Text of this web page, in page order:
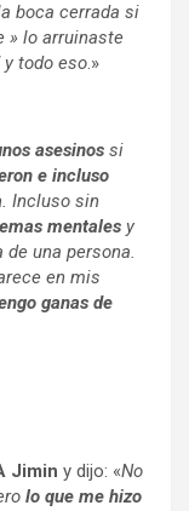
boca cerrada si
» lo arruinaste
y todo eso.»
asesinos si
e incluso
. Incluso sin
mentales y
una persona.
en mis
ganas de
Jimin y dijo: «No
lo que me hizo